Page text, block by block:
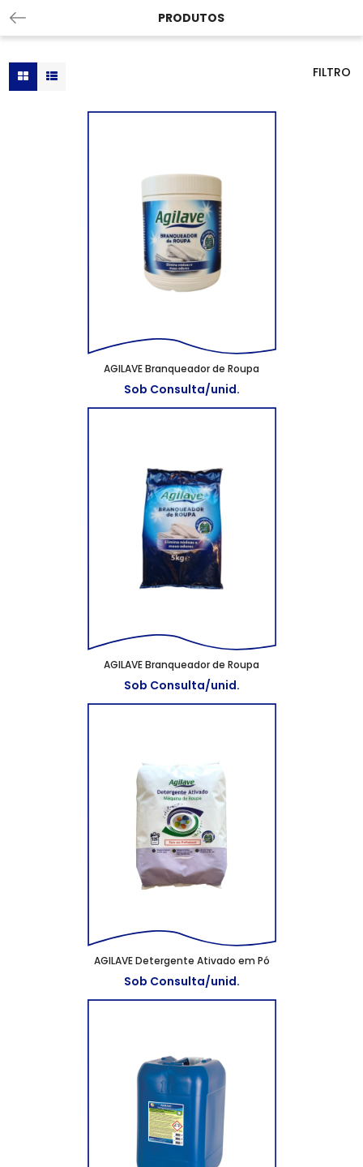
PRODUTOS
FILTRO
AGILAVE Branqueador de Roupa
Sob Consulta/unid.
AGILAVE Branqueador de Roupa
Sob Consulta/unid.
AGILAVE Detergente Ativado em Pó
Sob Consulta/unid.